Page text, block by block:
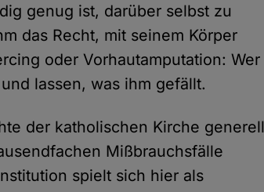
genug ist, darüber selbst zu
das Recht, mit seinem Körper
oder Vorhautamputation: Wer
lassen, was ihm gefällt.
der katholischen Kirche generell
Mißbrauchsfälle
spielt sich hier als